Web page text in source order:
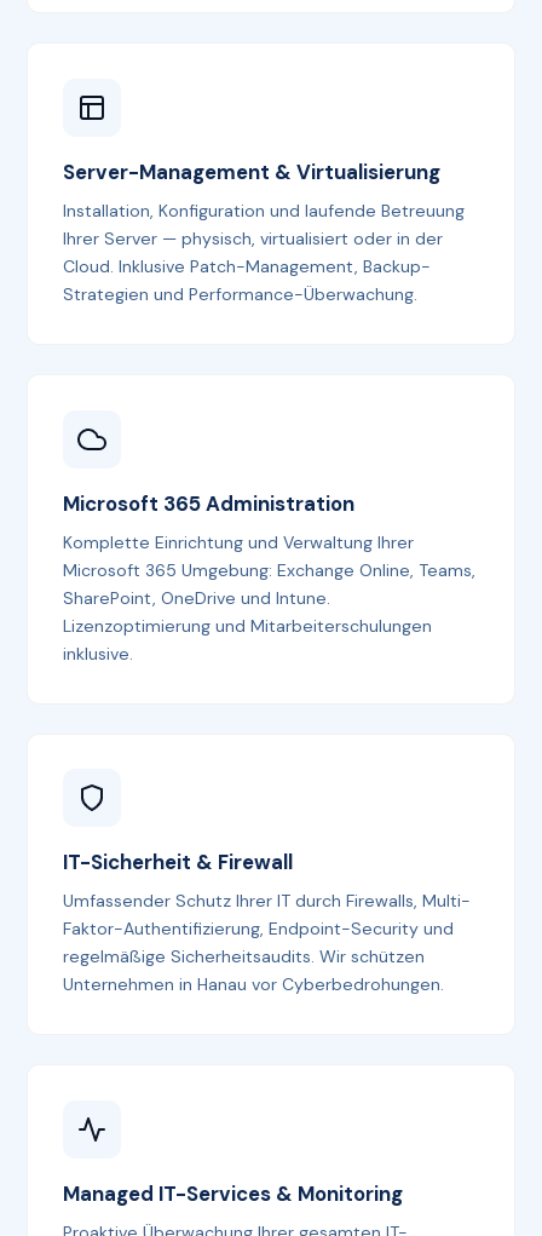
Server-Management & Virtualisierung
Installation, Konfiguration und laufende Betreuung
Ihrer Server — physisch, virtualisiert oder in der
Cloud. Inklusive Patch-Management, Backup-
Strategien und Performance-Überwachung.
Microsoft 365 Administration
Komplette Einrichtung und Verwaltung Ihrer
Microsoft 365 Umgebung: Exchange Online, Teams,
SharePoint, OneDrive und Intune.
Lizenzoptimierung und Mitarbeiterschulungen
inklusive.
IT-Sicherheit & Firewall
Umfassender Schutz Ihrer IT durch Firewalls, Multi-
Faktor-Authentifizierung, Endpoint-Security und
regelmäßige Sicherheitsaudits. Wir schützen
Unternehmen in Hanau vor Cyberbedrohungen.
Managed IT-Services & Monitoring